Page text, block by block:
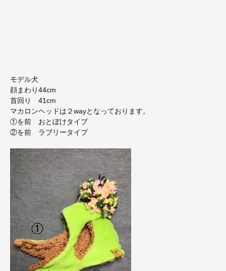
モデル犬
顔まわり44cm
首回り 41cm
マカロンヘッドは２wayとなっております。
①を前 おとぼけタイプ
②を前 ラブリータイプ